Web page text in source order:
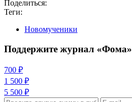
Поделиться:
Теги:
Новомученики
Поддержите журнал «Фома»
700 ₽
1 500 ₽
5 500 ₽